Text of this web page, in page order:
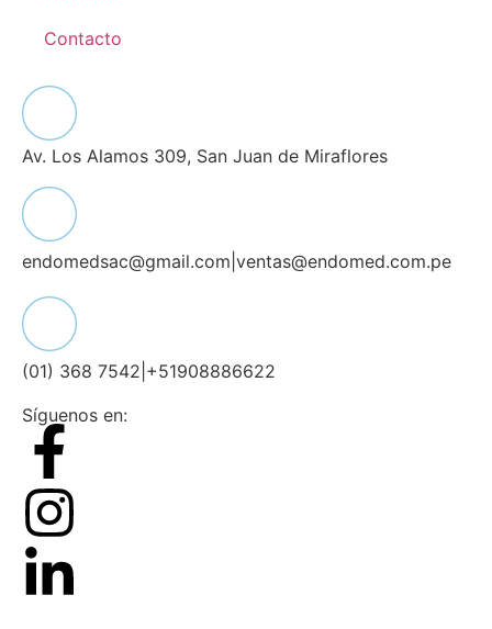
Contacto
Av. Los Alamos 309, San Juan de Miraflores
endomedsac@gmail.com ventas@endomed.com.pe
(01) 368 7542 +51908886622
Síguenos en: